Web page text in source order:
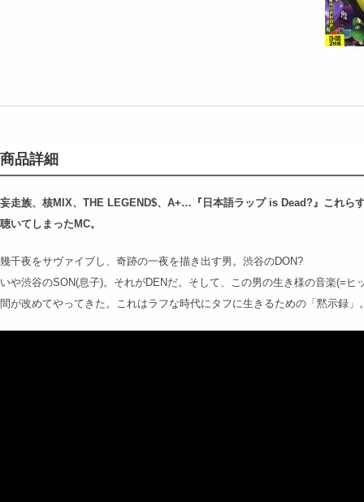
商品詳細
妄走族、核MIX、THE LEGEND$、A+…『日本語ラップ is Dead?』これら
聴いてしまったMC。
幾千夜をサヴァイブし、奇跡の一夜を描き出す男。渋谷のDON?
いや渋谷のSON(息子)。それがDENだ。そして、この男の生き様の音楽(=ヒ
間が改めてやってきた。これはラフな時代にタフに生きるための「黙示録